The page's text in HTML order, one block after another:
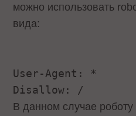
можно использовать
вида:
User-Agent: *
Disallow: /
В данном случае